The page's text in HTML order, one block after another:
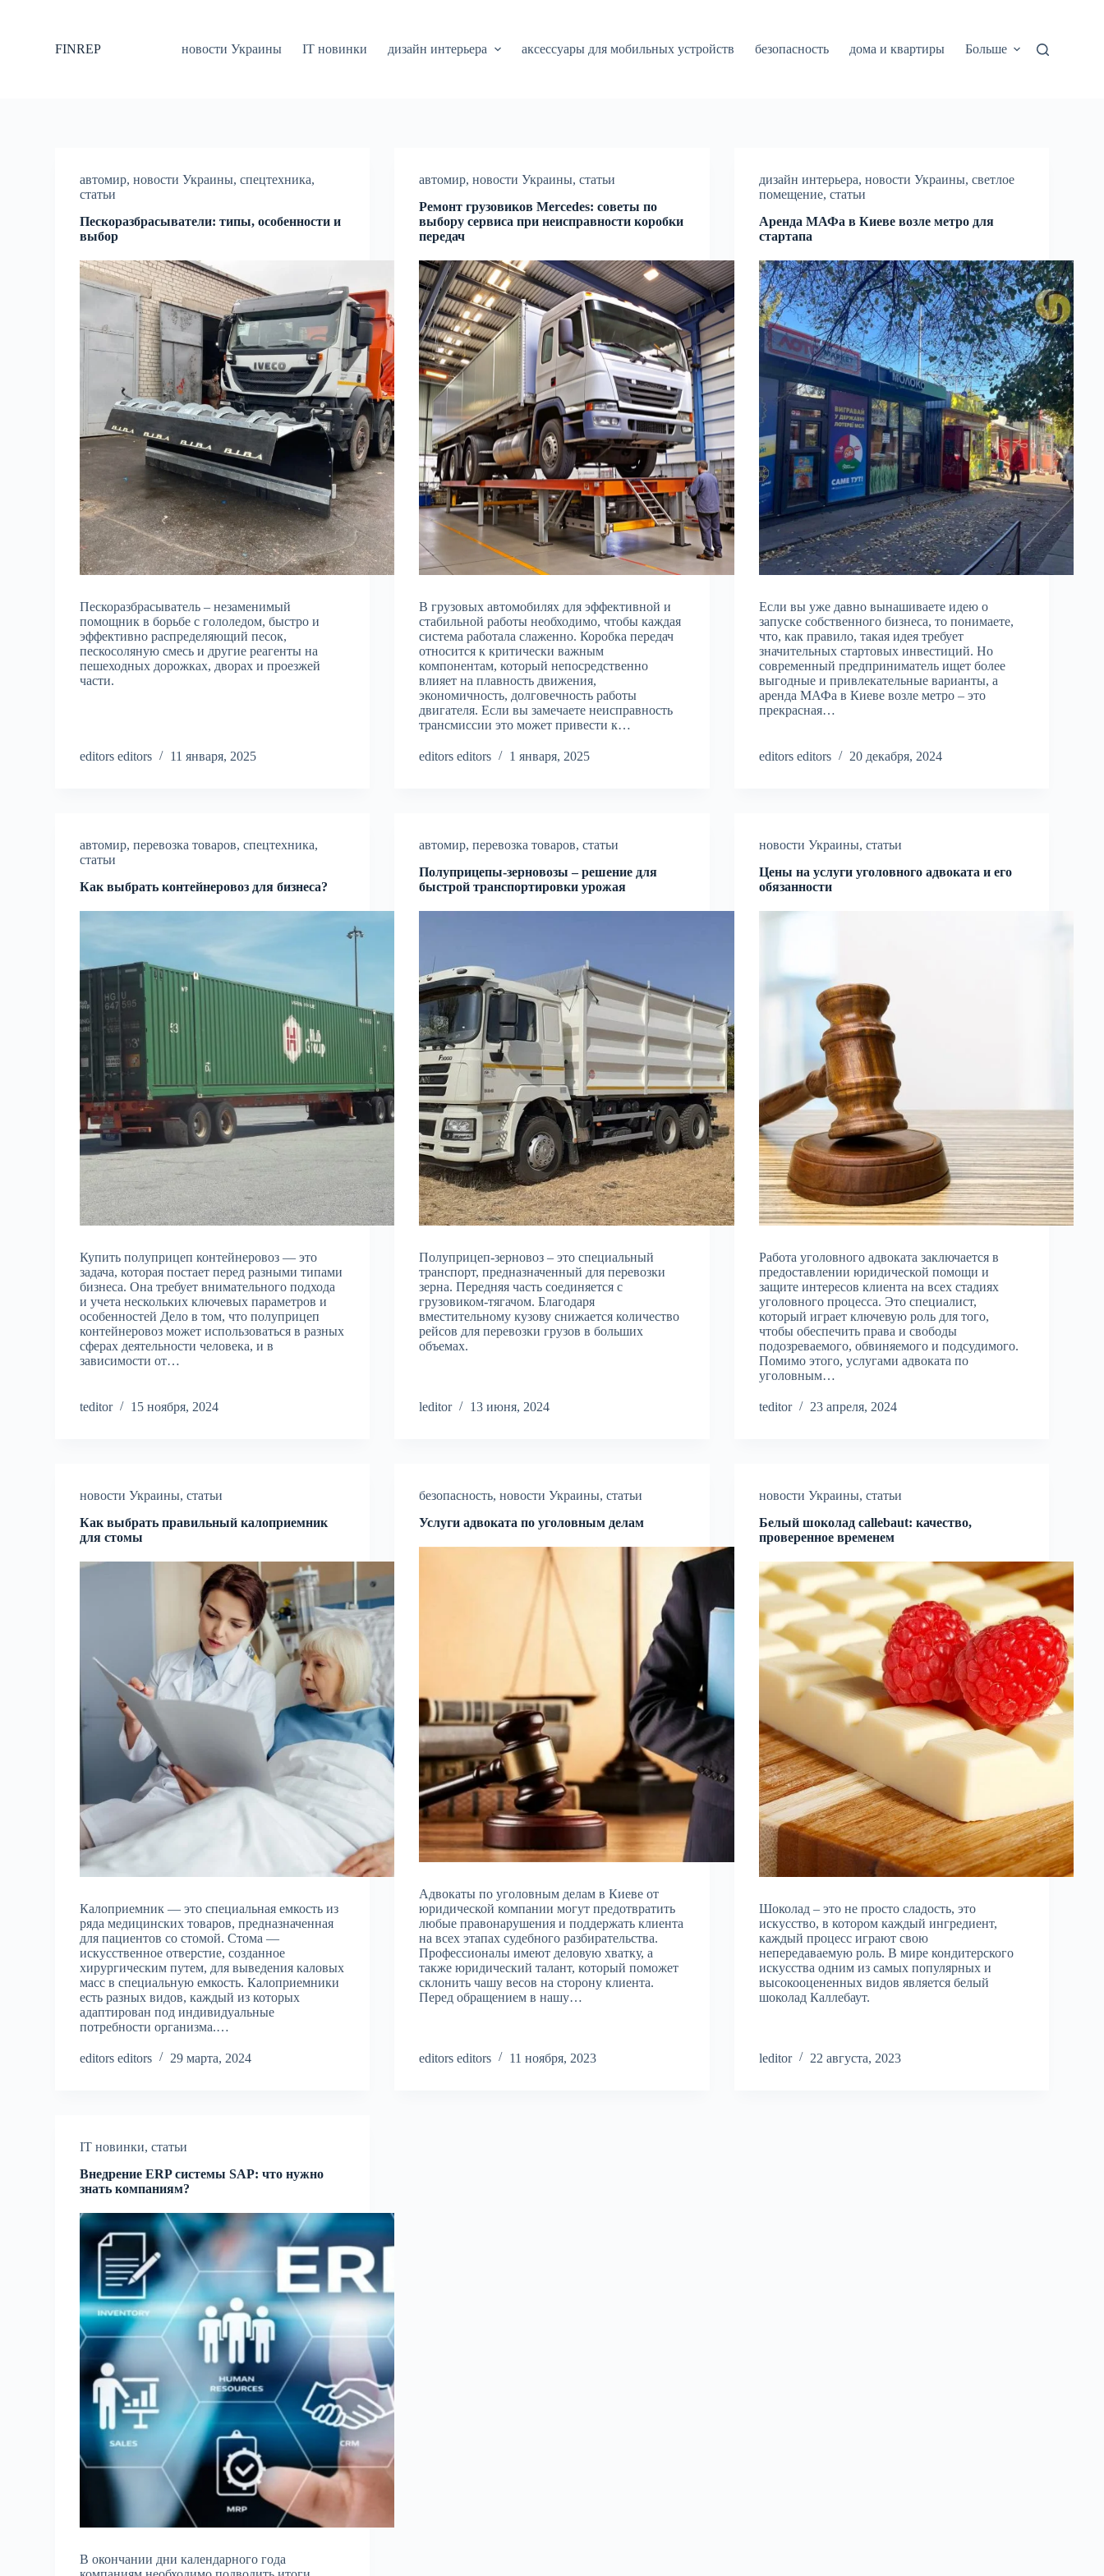
FINREP новости Украины IT новинки дизайн интерьера аксессуары для мобильных устройств безопасность дома и квартиры Больше
автомир,новости Украины,спецтехника,
статьи
Пескоразбрасыватели: типы, особенности и
выбор
Пескоразбрасыватель – незаменимый
помощник в борьбе с гололедом, быстро и
эффективно распределяющий песок,
пескосоляную смесь и другие реагенты на
пешеходных дорожках, дворах и проезжей
части.
editors editors 11 января, 2025
автомир,новости Украины,статьи
Ремонт грузовиков Mercedes: советы по
выбору сервиса при неисправности коробки
передач
В грузовых автомобилях для эффективной и
стабильной работы необходимо, чтобы каждая
система работала слаженно. Коробка передач
относится к критически важным
компонентам, который непосредственно
влияет на плавность движения,
экономичность, долговечность работы
двигателя. Если вы замечаете неисправность
трансмиссии это может привести к…
editors editors 1 января, 2025
дизайн интерьера, новости Украины, светлое
помещение, статьи
Аренда МАФа в Киеве возле метро для
стартапа
Если вы уже давно вынашиваете идею о
запуске собственного бизнеса, то понимаете,
что, как правило, такая идея требует
значительных стартовых инвестиций. Но
современный предприниматель ищет более
выгодные и привлекательные варианты, а
аренда МАФа в Киеве возле метро – это
прекрасная…
editors editors 20 декабря, 2024
автомир,перевозка товаров,спецтехника,
статьи
Как выбрать контейнеровоз для бизнеса?
Купить полуприцеп контейнеровоз — это
задача, которая постает перед разными типами
бизнеса. Она требует внимательного подхода
и учета нескольких ключевых параметров и
особенностей Дело в том, что полуприцеп
контейнеровоз может использоваться в разных
сферах деятельности человека, и в
зависимости от…
teditor 15 ноября, 2024
автомир,перевозка товаров,статьи
Полуприцепы-зерновозы – решение для
быстрой транспортировки урожая
Полуприцеп-зерновоз – это специальный
транспорт, предназначенный для перевозки
зерна. Передняя часть соединяется с
грузовиком-тягачом. Благодаря
вместительному кузову снижается количество
рейсов для перевозки грузов в больших
объемах.
leditor 13 июня, 2024
новости Украины, статьи
Цены на услуги уголовного адвоката и его
обязанности
Работа уголовного адвоката заключается в
предоставлении юридической помощи и
защите интересов клиента на всех стадиях
уголовного процесса. Это специалист,
который играет ключевую роль для того,
чтобы обеспечить права и свободы
подозреваемого, обвиняемого и подсудимого.
Помимо этого, услугами адвоката по
уголовным…
teditor 23 апреля, 2024
новости Украины,статьи
Как выбрать правильный калоприемник
для стомы
Калоприемник — это специальная емкость из
ряда медицинских товаров, предназначенная
для пациентов со стомой. Стома —
искусственное отверстие, созданное
хирургическим путем, для выведения каловых
масс в специальную емкость. Калоприемники
есть разных видов, каждый из которых
адаптирован под индивидуальные
потребности организма.…
editors editors 29 марта, 2024
безопасность,новости Украины,статьи
Услуги адвоката по уголовным делам
Адвокаты по уголовным делам в Киеве от
юридической компании могут предотвратить
любые правонарушения и поддержать клиента
на всех этапах судебного разбирательства.
Профессионалы имеют деловую хватку, а
также юридический талант, который поможет
склонить чашу весов на сторону клиента.
Перед обращением в нашу…
editors editors 11 ноября, 2023
новости Украины, статьи
Белый шоколад callebaut: качество,
проверенное временем
Шоколад – это не просто сладость, это
искусство, в котором каждый ингредиент,
каждый процесс играют свою
непередаваемую роль. В мире кондитерского
искусства одним из самых популярных и
высокооцененных видов является белый
шоколад Каллебаут.
leditor 22 августа, 2023
IT новинки,статьи
Внедрение ERP системы SAP: что нужно
знать компаниям?
В окончании дни календарного года